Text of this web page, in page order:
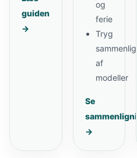
guiden
→
og
ferie
Tryg
af
modeller
Se
→